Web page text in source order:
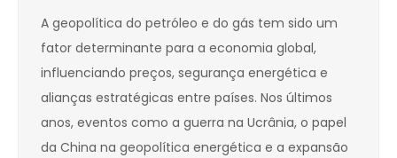
A geopolítica do petróleo e do gás tem sido um
fator determinante para a economia global,
influenciando preços, segurança energética e
alianças estratégicas entre países. Nos últimos
anos, eventos como a guerra na Ucrânia, o papel
da China na geopolítica energética e a expansão